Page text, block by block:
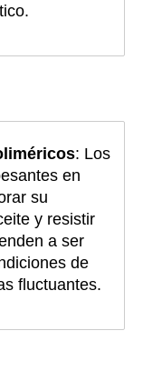
: Los
en
su
y resistir
a ser
de
fluctuantes.